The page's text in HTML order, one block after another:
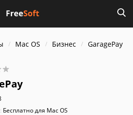
Mac OS Бизнес GaragePay
Бесплатно для Mac OS